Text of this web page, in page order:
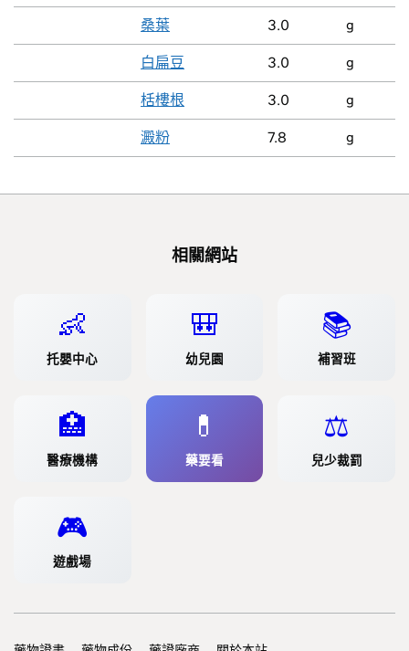
桑葉 3.0 g
白扁豆 3.0 g
栝樓根 3.0 g
澱粉 7.8 g
相關網站
👶
托嬰中心
🎒
幼兒園
📚
補習班
🏥
醫療機構
💊
藥要看
⚖️
兒少裁罰
🎮
遊戲場